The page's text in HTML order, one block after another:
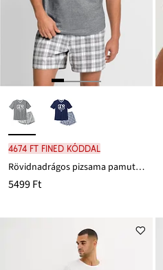
4674 Ft FINED kóddal
Rövidnadrágos pizsama pamuttal
5499 Ft